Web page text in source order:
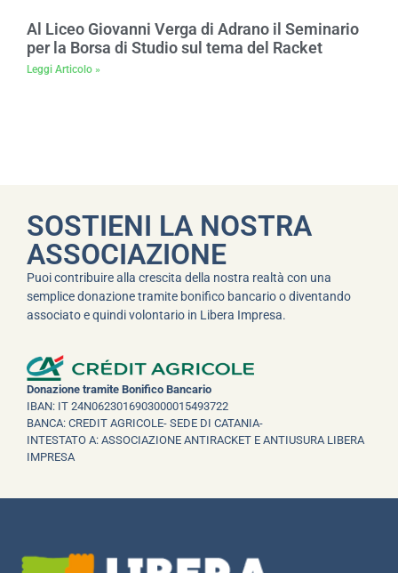
Al Liceo Giovanni Verga di Adrano il Seminario
per la Borsa di Studio sul tema del Racket
Leggi Articolo »
SOSTIENI LA NOSTRA
ASSOCIAZIONE
Puoi contribuire alla crescita della nostra realtà con una
semplice donazione tramite bonifico bancario o diventando
associato e quindi volontario in Libera Impresa.
Donazione tramite Bonifico Bancario
IBAN: IT 24N0623016903000015493722
BANCA: CREDIT AGRICOLE- SEDE DI CATANIA-
INTESTATO A: ASSOCIAZIONE ANTIRACKET E ANTIUSURA LIBERA
IMPRESA